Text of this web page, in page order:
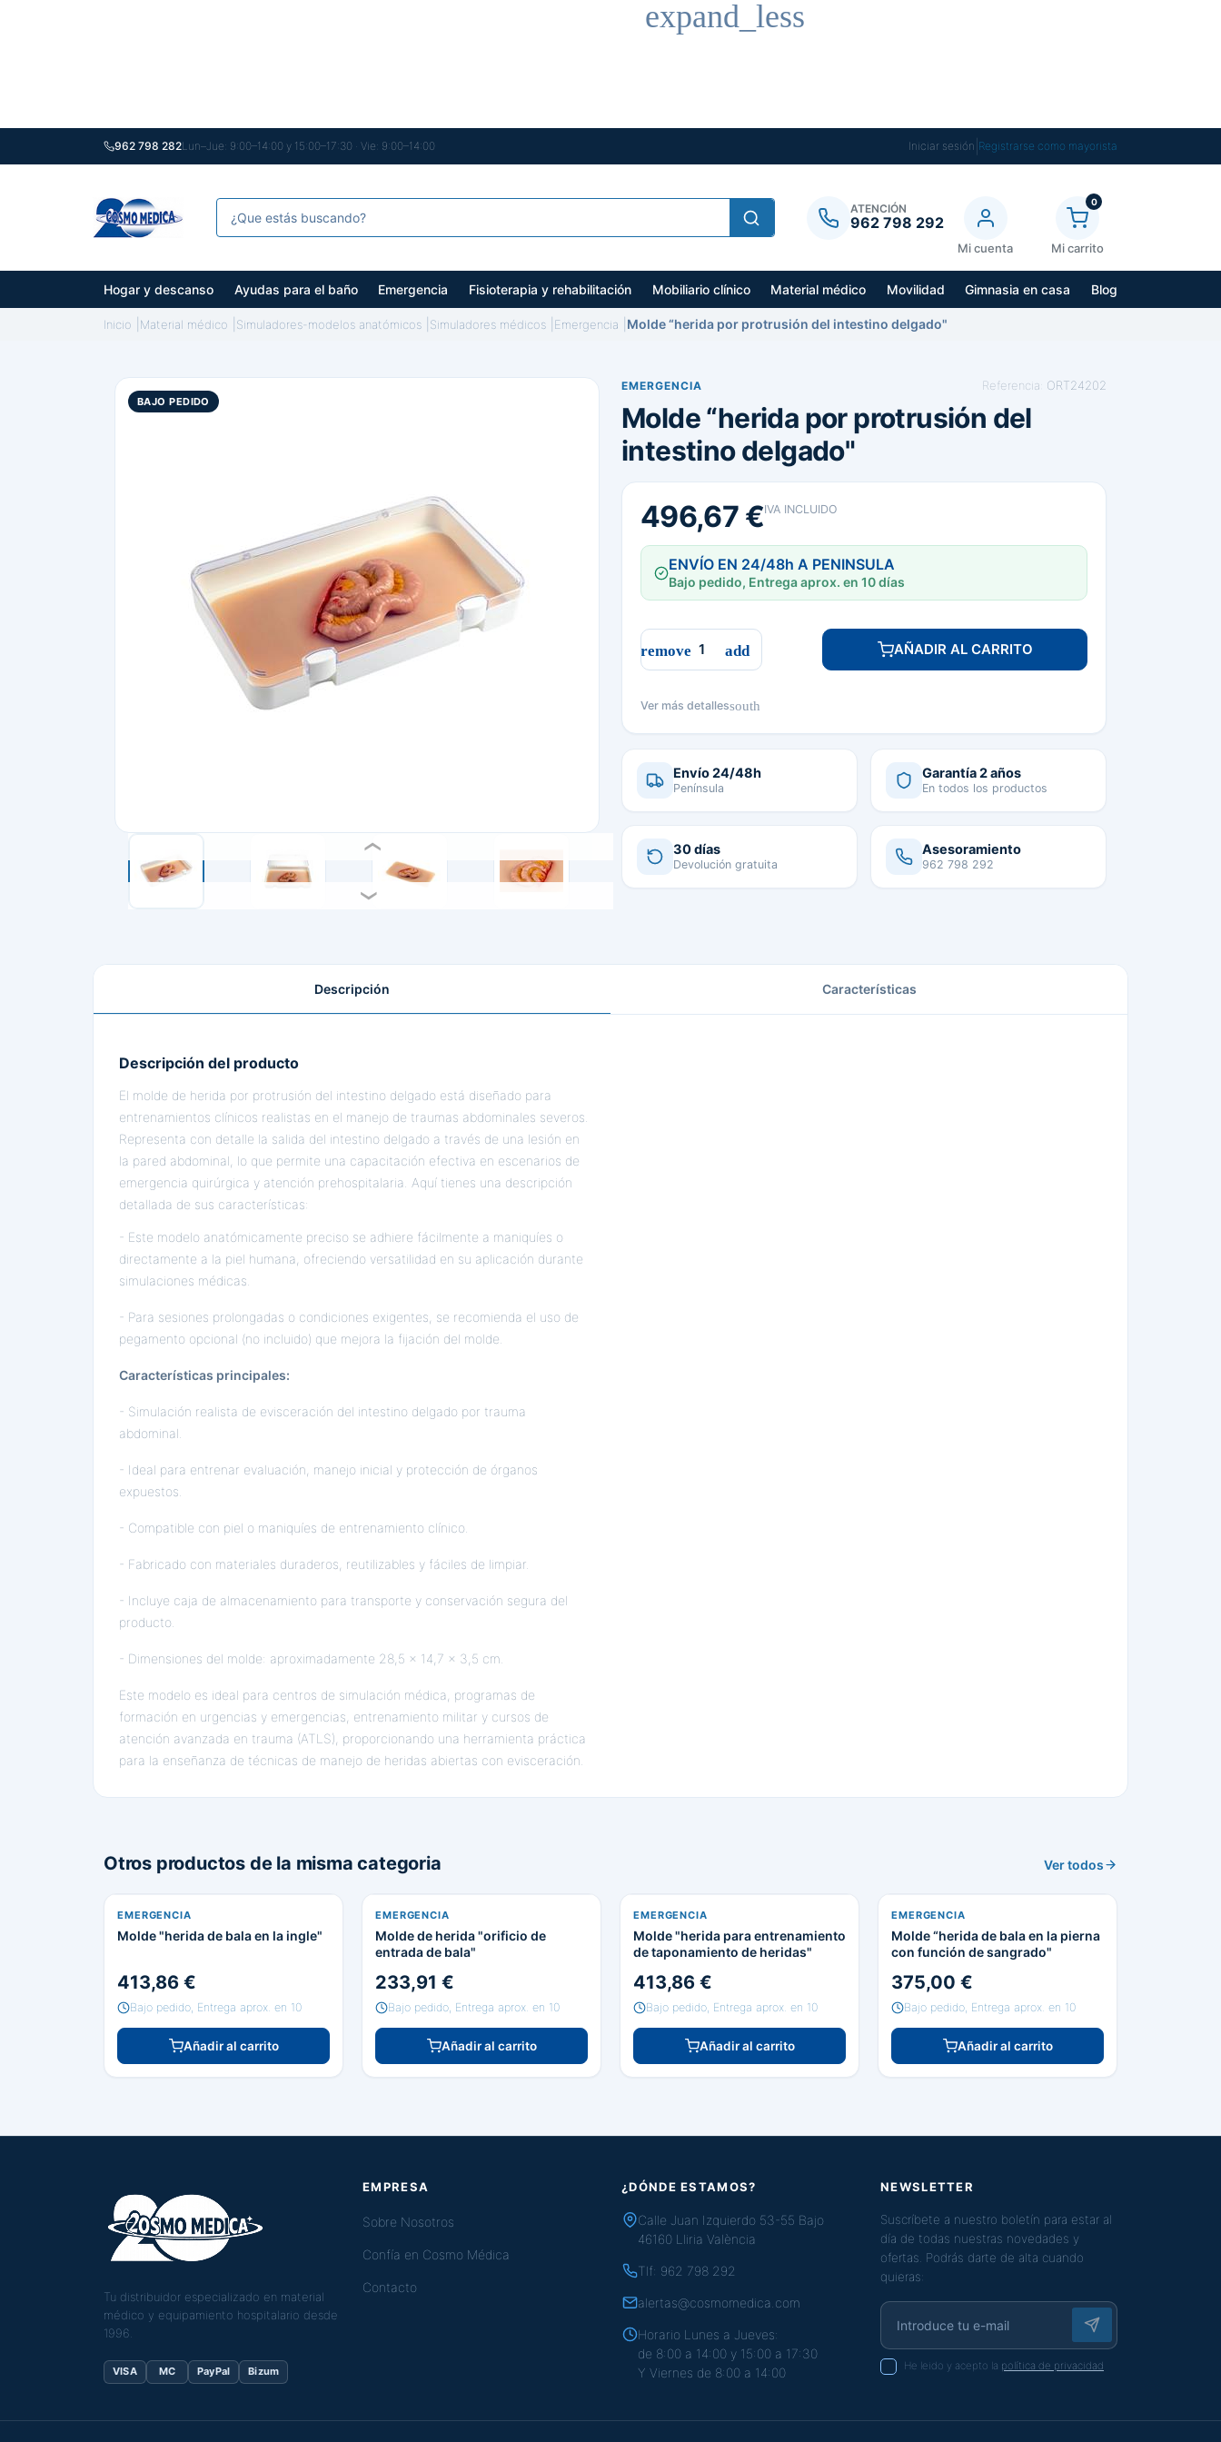
962 798 282Lun–Jue: 9:00–14:00 y 15:00–17:30 · Vie: 9:00–14:00 Iniciar sesión Registrarse como mayorista
ATENCIÓN
962 798 292
Mi cuenta
0
Mi carrito
Hogar y descanso Ayudas para el baño Emergencia Fisioterapia y rehabilitación Mobiliario clínico Material médico Movilidad Gimnasia en casa Blog
Inicio Material médico Simuladores-modelos anatómicos Simuladores médicos Emergencia Molde “herida por protrusión del intestino delgado"
BAJO PEDIDO
expand_less
EMERGENCIA Referencia: ORT24202
Molde “herida por protrusión del
intestino delgado"
496,67 €IVA INCLUIDO
ENVÍO EN 24/48h A PENINSULA
Bajo pedido, Entrega aprox. en 10 días
AÑADIR AL CARRITO
Ver más detallessouth
Envío 24/48h
Península
Garantía 2 años
En todos los productos
30 días
Devolución gratuita
Asesoramiento
962 798 292
Descripción Características
Descripción del producto
El molde de herida por protrusión del intestino delgado está diseñado para
entrenamientos clínicos realistas en el manejo de traumas abdominales severos.
Representa con detalle la salida del intestino delgado a través de una lesión en
la pared abdominal, lo que permite una capacitación efectiva en escenarios de
emergencia quirúrgica y atención prehospitalaria. Aquí tienes una descripción
detallada de sus características:
- Este modelo anatómicamente preciso se adhiere fácilmente a maniquíes o
directamente a la piel humana, ofreciendo versatilidad en su aplicación durante
simulaciones médicas.
- Para sesiones prolongadas o condiciones exigentes, se recomienda el uso de
pegamento opcional (no incluido) que mejora la fijación del molde.
Características principales:
- Simulación realista de evisceración del intestino delgado por trauma
abdominal.
- Ideal para entrenar evaluación, manejo inicial y protección de órganos
expuestos.
- Compatible con piel o maniquíes de entrenamiento clínico.
- Fabricado con materiales duraderos, reutilizables y fáciles de limpiar.
- Incluye caja de almacenamiento para transporte y conservación segura del
producto.
- Dimensiones del molde: aproximadamente 28,5 x 14,7 x 3,5 cm.
Este modelo es ideal para centros de simulación médica, programas de
formación en urgencias y emergencias, entrenamiento militar y cursos de
atención avanzada en trauma (ATLS), proporcionando una herramienta práctica
para la enseñanza de técnicas de manejo de heridas abiertas con evisceración.
Otros productos de la misma categoria Ver todos
EMERGENCIA
Molde "herida de bala en la ingle"
413,86 €
Bajo pedido, Entrega aprox. en 10
Añadir al carrito
EMERGENCIA
Molde de herida "orificio de
entrada de bala"
233,91 €
Bajo pedido, Entrega aprox. en 10
Añadir al carrito
EMERGENCIA
Molde "herida para entrenamiento
de taponamiento de heridas"
413,86 €
Bajo pedido, Entrega aprox. en 10
Añadir al carrito
EMERGENCIA
Molde “herida de bala en la pierna
con función de sangrado"
375,00 €
Bajo pedido, Entrega aprox. en 10
Añadir al carrito
Tu distribuidor especializado en material
médico y equipamiento hospitalario desde
1996.
VISA MC PayPal Bizum
EMPRESA
Sobre Nosotros
Confía en Cosmo Médica
Contacto
¿DÓNDE ESTAMOS?
Calle Juan Izquierdo 53-55 Bajo
46160 Lliria València
Tlf: 962 798 292
alertas@cosmomedica.com
Horario Lunes a Jueves:
de 8:00 a 14:00 y 15:00 a 17:30
Y Viernes de 8:00 a 14:00
NEWSLETTER
Suscríbete a nuestro boletín para estar al
día de todas nuestras novedades y
ofertas. Podrás darte de alta cuando
quieras:
He leido y acepto la política de privacidad